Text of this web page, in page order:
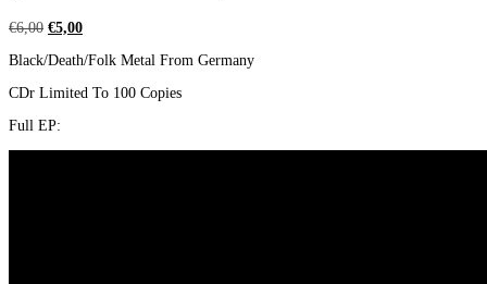
€6,00 Ursprünglicher
war:
€5,00Aktueller
ist:
Black/Death/Folk Metal From Germany
CDr Limited To 100 Copies
Full EP: